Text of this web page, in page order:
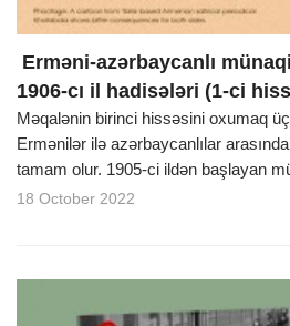
Erməni-azərbaycanlı
1906-cı il hadisələri (1-ci
Məqalənin birinci hissəsini oxumaq
Ermənilər ilə azərbaycanlılar
tamam olur. 1905-ci ildən başlayan
18 October 2022